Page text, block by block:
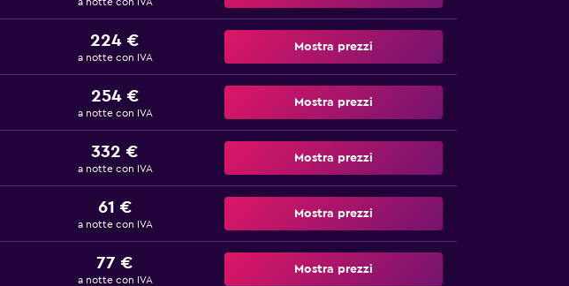
224 €
a notte con IVA
Mostra prezzi
254 €
a notte con IVA
Mostra prezzi
332 €
a notte con IVA
Mostra prezzi
61 €
a notte con IVA
Mostra prezzi
77 €
a notte con IVA
Mostra prezzi